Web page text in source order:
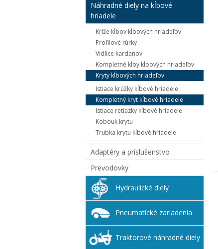
Náhradné diely na kĺbové
hriadele
Kríže kĺbov kĺbových hriadeľov
Profilové rúrky
Vidlice kardanov
Kompletné kĺby kĺbových hriadeľov
Kryty kĺbových hriadeľov
Istiace krúžky kĺbové hriadele
Kompletný kryt kĺbové hriadele
Istiace retiazky kĺbové hriadele
Kobouk krytu
Trubka krytu kĺbové hriadele
Adaptéry a príslušenstvo
Prevodovky
Hydraulické diely
Pneumatické zariadenia
Traktorové náhradné diely